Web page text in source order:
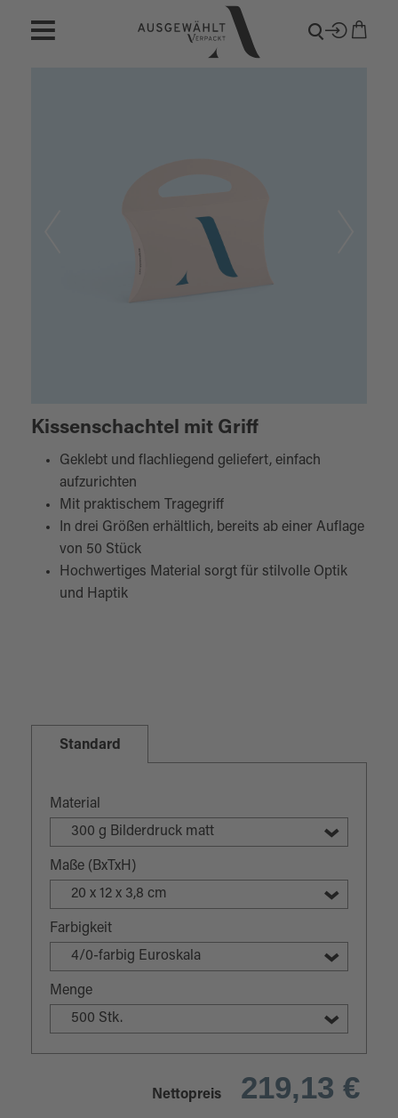
Kissenschachtel mit Griff
Geklebt und flachliegend geliefert, einfach
aufzurichten
Mit praktischem Tragegriff
In drei Größen erhältlich, bereits ab einer Auflage
von 50 Stück
Hochwertiges Material sorgt für stilvolle Optik
und Haptik
Standard
Material
300 g Bilderdruck matt
Maße (BxTxH)
20 x 12 x 3,8 cm
Farbigkeit
4/0-farbig Euroskala
Menge
500 Stk.
Nettopreis 219,13 €